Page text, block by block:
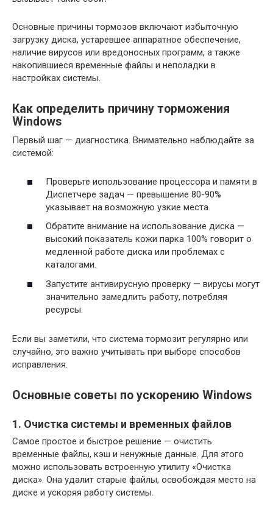
Основные причины тормозов включают избыточную
загрузку диска, устаревшее аппаратное обеспечение,
наличие вирусов или вредоносных программ, а также
накопившиеся временные файлы и неполадки в
настройках системы.
Как определить причину торможения
Windows
Первый шаг — диагностика. Внимательно наблюдайте за
системой:
Проверьте использование процессора и памяти в
Диспетчере задач — превышение 80-90%
указывает на возможную узкие места.
Обратите внимание на использование диска —
высокий показатель кожи парка 100% говорит о
медленной работе диска или проблемах с
каталогами.
Запустите антивирусную проверку — вирусы могут
значительно замедлить работу, потребляя
ресурсы.
Если вы заметили, что система тормозит регулярно или
случайно, это важно учитывать при выборе способов
исправления.
Основные советы по ускорению Windows
1. Очистка системы и временных файлов
Самое простое и быстрое решение — очистить
временные файлы, кэш и ненужные данные. Для этого
можно использовать встроенную утилиту «Очистка
диска». Она удалит старые файлы, освобождая место на
диске и ускоряя работу системы.